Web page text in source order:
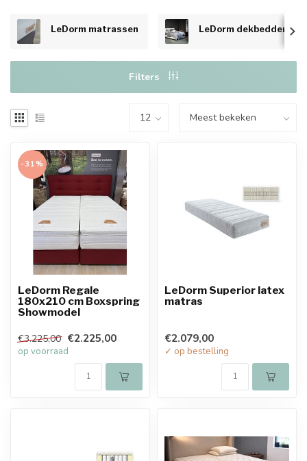
LeDorm matrassen LeDorm dekbedden
Filters
-31%
LeDorm Regale
180x210 cm Boxspring
Showmodel
€3.225,00 €2.225,00
op voorraad
LeDorm Superior latex
matras
€2.079,00
✓ op bestelling